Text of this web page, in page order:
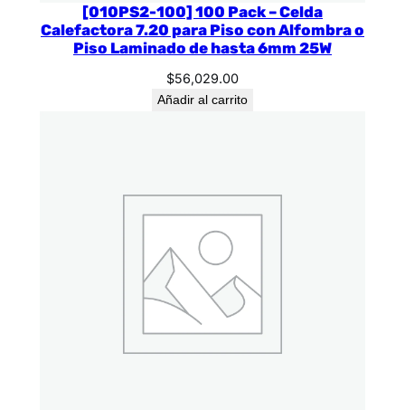
[010PS2-100] 100 Pack – Celda
Calefactora 7.20 para Piso con Alfombra o
Piso Laminado de hasta 6mm 25W
$56,029.00
Añadir al carrito